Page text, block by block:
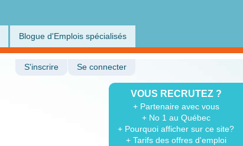
Blogue d'Emplois spécialisés
VOUS RECRUTEZ ?
+ Partenaire avec vous
+ No 1 au Québec
+ Pourquoi afficher sur ce site?
+ Tarifs des offres d'emploi
S'inscrire Se connecter